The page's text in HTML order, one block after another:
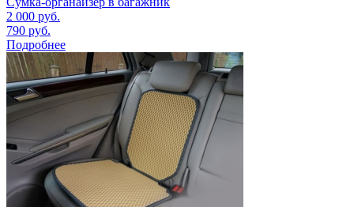
2 000 руб.
790 руб.
Подробнее